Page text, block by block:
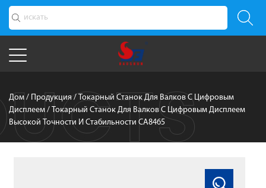
Дом / Продукция/ Токарный Станок Для Валков С Цифровым
Дисплеем / Токарный Станок Для Валков С Цифровым Дисплеем
Высокой Точности И Стабильности CA8465